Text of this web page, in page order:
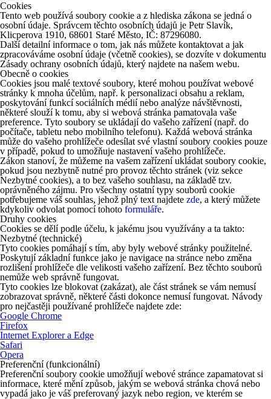
Cookies
Tento web používá soubory cookie a z hlediska zákona se jedná o
osobní údaje. Správcem těchto osobních údajů je Petr Slavík,
Klicperova 1910, 68601 Staré Město, IČ: 87296080.
Další detailní informace o tom, jak nás můžete kontaktovat a jak
zpracováváme osobní údaje (včetně cookies), se dozvíte v dokumentu
Zásady ochrany osobních údajů, který najdete na našem webu.
Obecně o cookies
Cookies jsou malé textové soubory, které mohou používat webové
stránky k mnoha účelům, např. k personalizaci obsahu a reklam,
poskytování funkcí sociálních médií nebo analýze návštěvnosti,
některé slouží k tomu, aby si webová stránka pamatovala vaše
preference. Tyto soubory se ukládají do vašeho zařízení (např. do
počítače, tabletu nebo mobilního telefonu). Každá webová stránka
může do vašeho prohlížeče odesílat své vlastní soubory cookies pouze
v případě, pokud to umožňuje nastavení vašeho prohlížeče.
Zákon stanoví, že můžeme na vašem zařízení ukládat soubory cookie,
pokud jsou nezbytně nutné pro provoz těchto stránek (viz sekce
Nezbytné cookies), a to bez vašeho souhlasu, na základě tzv.
oprávněného zájmu. Pro všechny ostatní typy souborů cookie
potřebujeme váš souhlas, jehož plný text najdete zde, a který můžete
kdykoliv odvolat pomocí tohoto formuláře.
Druhy cookies
Cookies se dělí podle účelu, k jakému jsou využívány a ta takto:
Nezbytné (technické)
Tyto cookies pomáhají s tím, aby byly webové stránky použitelné.
Poskytují základní funkce jako je navigace na stránce nebo změna
rozlišení prohlížeče dle velikosti vašeho zařízení. Bez těchto souborů
nemůže web správně fungovat.
Tyto cookies lze blokovat (zakázat), ale část stránek se vám nemusí
zobrazovat správně, některé části dokonce nemusí fungovat. Návody
pro nejčastěji používané prohlížeče najdete zde:
Google Chrome
Firefox
Internet Explorer a Edge
Safari
Opera
Preferenční (funkcionální)
Preferenční soubory cookie umožňují webové stránce zapamatovat si
informace, které mění způsob, jakým se webová stránka chová nebo
vypadá jako je váš preferovaný jazyk nebo region, ve kterém se